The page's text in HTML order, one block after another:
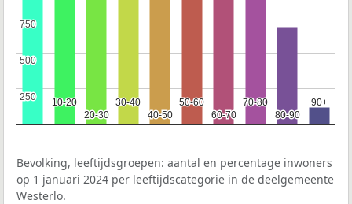
10-20
10-20
20-30
20-30
30-40
30-40
40-50
40-50
50-60
50-60
60-70
60-70
70-80
70-80
80-90
80-90
90+
90+
250
250
500
500
750
750
Bevolking, leeftijdsgroepen: aantal en percentage inwoners
op 1 januari 2024 per leeftijdscategorie in de deelgemeente
Westerlo.